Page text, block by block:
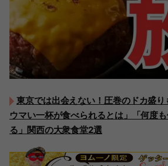
東京では出会えない！圧巻のドカ盛
ウマい一杯が食べられるとは」「何度
る」関西の大衆食堂2選